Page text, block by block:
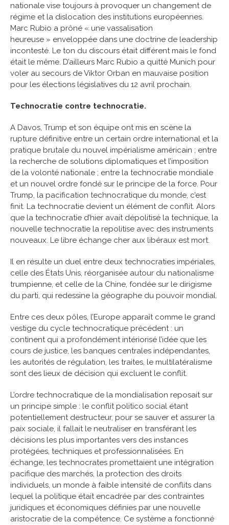
nationale vise toujours à provoquer un changement de
régime et la dislocation des institutions européennes.
Marc Rubio a prôné « une vassalisation
heureuse » enveloppée dans une doctrine de leadership
incontesté. Le ton du discours était différent mais le fond
était le même. D’ailleurs Marc Rubio a quitté Munich pour
voler au secours de Viktor Orban en mauvaise position
pour les élections législatives du 12 avril prochain.
Technocratie contre technocratie.
A Davos, Trump et son équipe ont mis en scène la
rupture définitive entre un certain ordre international et la
pratique brutale du nouvel impérialisme américain ; entre
la recherche de solutions diplomatiques et l’imposition
de la volonté nationale ; entre la technocratie mondiale
et un nouvel ordre fondé sur le principe de la force. Pour
Trump, la pacification technocratique du monde, c’est
finit. La technocratie devient un élément de conflit. Alors
que la technocratie d’hier avait dépolitisé la technique, la
nouvelle technocratie la repolitise avec des instruments
nouveaux. Le libre échange cher aux libéraux est mort.
Il en résulte un duel entre deux technocraties impériales,
celle des États Unis, réorganisée autour du nationalisme
trumpienne, et celle de la Chine, fondée sur le dirigisme
du parti, qui redessine la géographe du pouvoir mondial.
Entre ces deux pôles, l’Europe apparaît comme le grand
vestige du cycle technocratique précédent : un
continent qui a profondément intériorisé l’idée que les
cours de justice, les banques centrales indépendantes,
les autorités de régulation, les traites, le multilatéralisme
sont des lieux de décision qui excluent le conflit.
L’ordre technocratique de la mondialisation reposait sur
un principe simple : le conflit politico social étant
potentiellement destructeur, pour se sauver et assurer la
paix sociale, il fallait le neutraliser en transférant les
décisions les plus importantes vers des instances
protégées, techniques et professionnalisées. En
échange, les technocrates promettaient une intégration
pacifique des marchés, la protection des droits
individuels, un monde à faible intensité de conflits dans
lequel la politique était encadrée par des contraintes
juridiques et économiques définies par une nouvelle
aristocratie de la compétence. Ce système a fonctionné